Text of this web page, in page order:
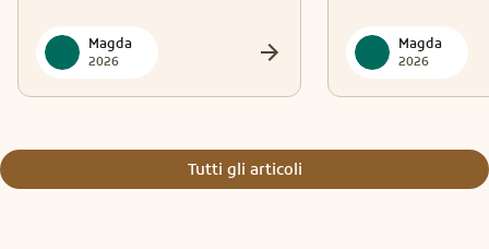
Magda
2026
Magda
2026
Tutti gli articoli